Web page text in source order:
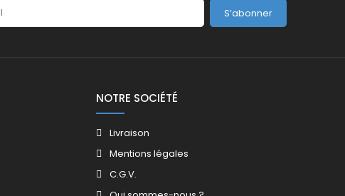
S’abonner
NOTRE SOCIÉTÉ
Livraison
Mentions légales
C.G.V.